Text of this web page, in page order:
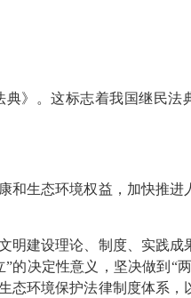
》。这标志着我国继民法
生态环境权益，加快推进
明建设理论、制度、实践成
的决定性意义，坚决做到“
环境保护法律制度体系，